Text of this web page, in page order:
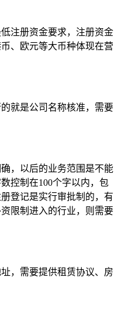
注册资金要求，注册资金
、欧元等大币种体现在营
就是公司名称核准，需要
，以后的业务范围是不能
控制在100个字以内，包
登记是实行审批制的，有
限制进入的行业，则需要
，需要提供租赁协议、房